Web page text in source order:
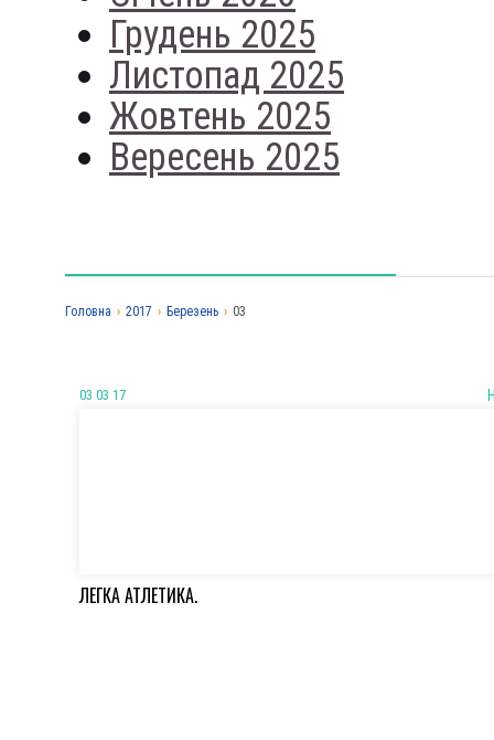
Грудень 2025
Листопад 2025
Жовтень 2025
Вересень 2025
Головна › 2017 › Березень › 03
03 03 17
ЛЕГКА АТЛЕТИКА.